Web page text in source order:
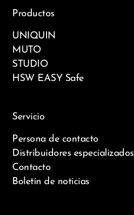
Productos
UNIQUIN
MUTO
STUDIO
HSW EASY Safe
Servicio
Persona de contacto
Distribuidores especializados
Contacto
Boletín de noticias